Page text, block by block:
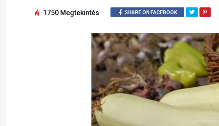
1750 Megtekintés SHARE ON FACEBOOK